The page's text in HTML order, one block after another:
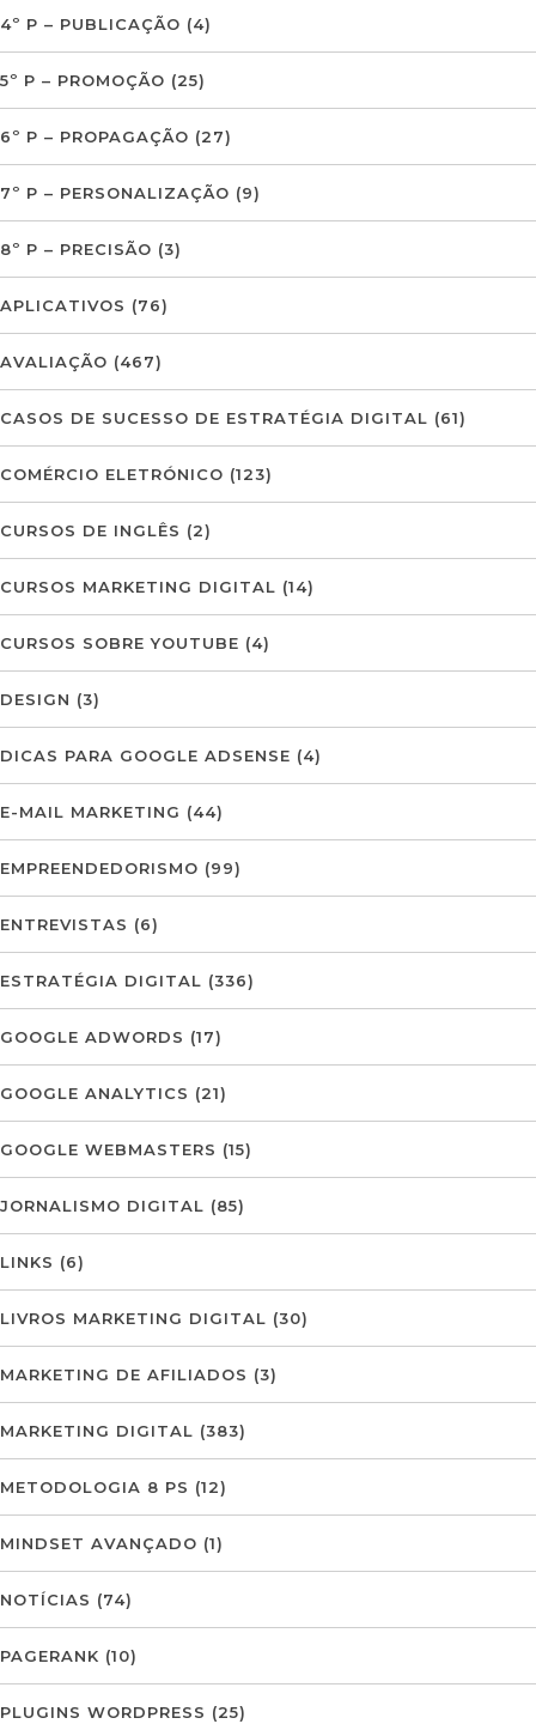
4º P – PUBLICAÇÃO (4)
5º P – PROMOÇÃO (25)
6º P – PROPAGAÇÃO (27)
7º P – PERSONALIZAÇÃO (9)
8º P – PRECISÃO (3)
APLICATIVOS (76)
AVALIAÇÃO (467)
CASOS DE SUCESSO DE ESTRATÉGIA DIGITAL (61)
COMÉRCIO ELETRÓNICO (123)
CURSOS DE INGLÊS (2)
CURSOS MARKETING DIGITAL (14)
CURSOS SOBRE YOUTUBE (4)
DESIGN (3)
DICAS PARA GOOGLE ADSENSE (4)
E-MAIL MARKETING (44)
EMPREENDEDORISMO (99)
ENTREVISTAS (6)
ESTRATÉGIA DIGITAL (336)
GOOGLE ADWORDS (17)
GOOGLE ANALYTICS (21)
GOOGLE WEBMASTERS (15)
JORNALISMO DIGITAL (85)
LINKS (6)
LIVROS MARKETING DIGITAL (30)
MARKETING DE AFILIADOS (3)
MARKETING DIGITAL (383)
METODOLOGIA 8 PS (12)
MINDSET AVANÇADO (1)
NOTÍCIAS (74)
PAGERANK (10)
PLUGINS WORDPRESS (25)